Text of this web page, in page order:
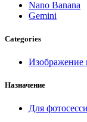
Nano Banana
Gemini
Categories
Изображение
Назначение
Для